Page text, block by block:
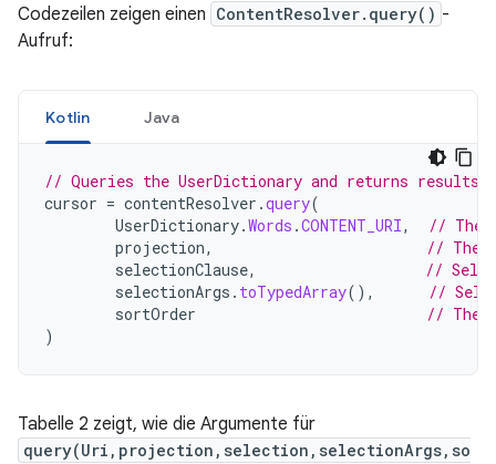
Codezeilen zeigen einen ContentResolver.query() -
Aufruf:
Kotlin Java
// Queries the UserDictionary and returns results
cursor = contentResolver .query(
UserDictionary.Words .CONTENT_URI,
// The
projection,
// The
selectionClause,
//
selectionArgs . toTypedArray(),
//
sortOrder
// The
)
Tabelle 2 zeigt, wie die Argumente für
query(Uri,projection,selection,selectionArgs,so